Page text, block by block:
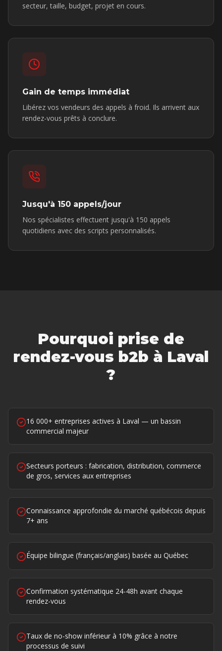
secteur, taille, budget, projet en cours.
Gain de temps immédiat
Libérez vos vendeurs des appels à froid. Ils arrivent aux
rendez-vous prêts à conclure.
Jusqu'à 150 appels/jour
Nos spécialistes effectuent jusqu'à 150 appels
quotidiens avec des scripts personnalisés.
Pourquoi prise de
rendez-vous b2b à Laval
?
16 000+ entreprises actives à Laval — un bassin
commercial majeur
Secteurs porteurs : fabrication, distribution, commerce
de gros, services aux entreprises
Connaissance approfondie du marché québécois depuis
7+ ans
Équipe bilingue (français/anglais) basée au Québec
Confirmation systématique 24-48h avant chaque
rendez-vous
Taux de no-show inférieur à 10% grâce à notre
processus de suivi